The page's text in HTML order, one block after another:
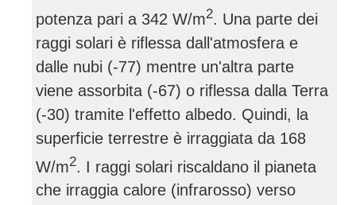
potenza pari a 342 W/m2. Una parte dei
raggi solari è riflessa dall'atmosfera e
dalle nubi (-77) mentre un'altra parte
viene assorbita (-67) o riflessa dalla Terra
(-30) tramite l'effetto albedo. Quindi, la
superficie terrestre è irraggiata da 168
W/m2 . I raggi solari riscaldano il pianeta
che irraggia calore (infrarosso) verso